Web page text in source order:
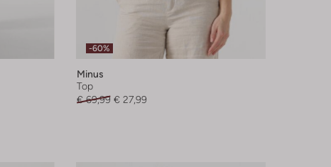
-60%
Minus
Top
€ 69,99 € 27,99